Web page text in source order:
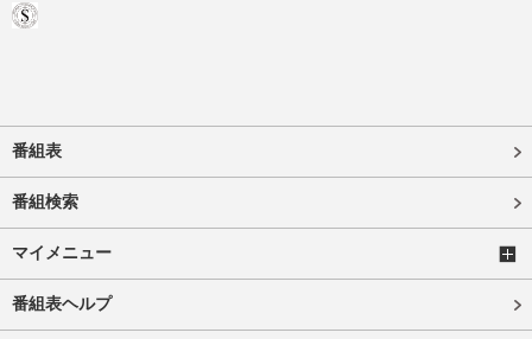
番組表
番組検索
マイメニュー
番組表ヘルプ